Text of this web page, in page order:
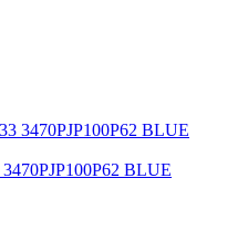
3470PJP100P62 BLUE